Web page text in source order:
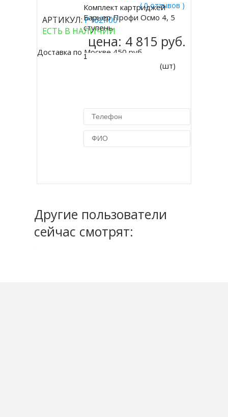
( 0 отзывов )
АРТИКУЛ:Р162Р00
ЕСТЬ В НАЛИЧИИ
Доставка по Москве 450 руб.
Комплект картриджей
Барьер Профи Осмо 4, 5
ступень
цена: 4 815 руб.
(шт)
Другие пользователи
сейчас смотрят: